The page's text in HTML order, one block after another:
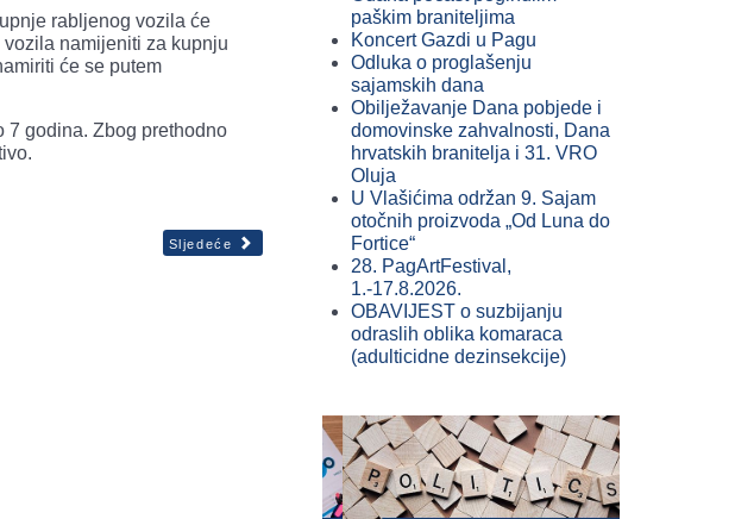
rabljenog vozila će
namijeniti za kupnju
će se putem
7 godina. Zbog prethodno
Sljedeće
paškim braniteljima
Koncert Gazdi u Pagu
Odluka o proglašenju
sajamskih dana
Obilježavanje Dana pobjede i
domovinske zahvalnosti, Dana
hrvatskih branitelja i 31. VRO
Oluja
U Vlašićima održan 9. Sajam
otočnih proizvoda „Od Luna do
Fortice“
28. PagArtFestival,
1.-17.8.2026.
OBAVIJEST o suzbijanju
odraslih oblika komaraca
(adulticidne dezinsekcije)